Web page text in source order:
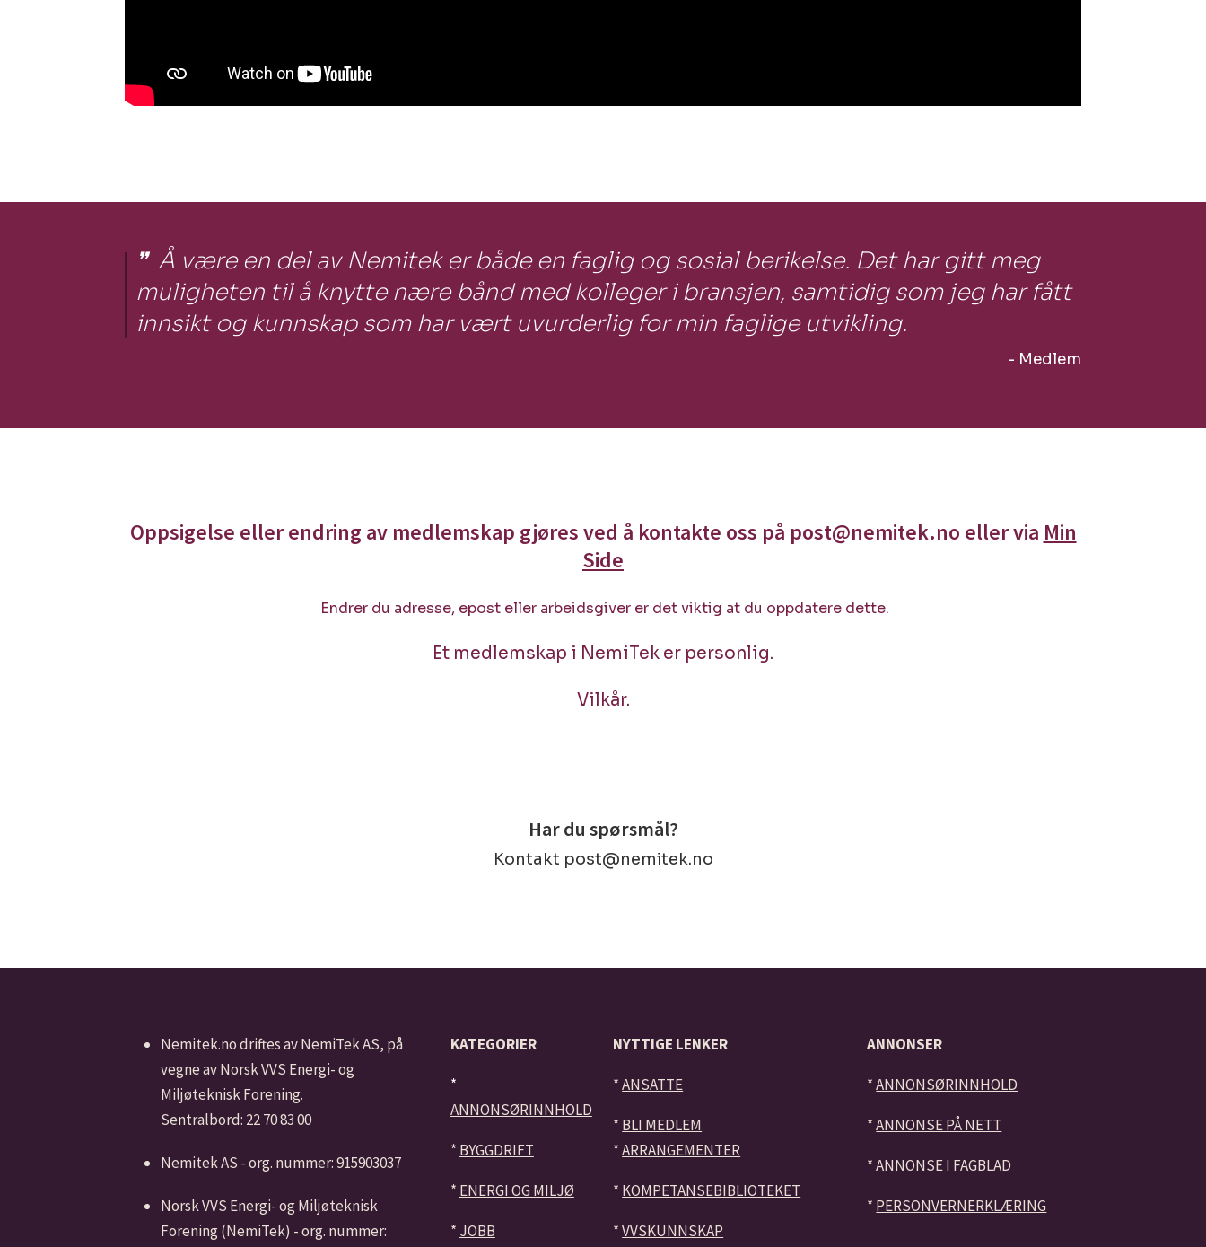
Å være en del av Nemitek er både en faglig og sosial berikelse. Det har gitt meg
muligheten til å knytte nære bånd med kolleger i bransjen, samtidig som jeg har fått
innsikt og kunnskap som har vært uvurderlig for min faglige utvikling.
- Medlem
Oppsigelse eller endring av medlemskap gjøres ved å kontakte oss på post@nemitek.no eller via Min
Side
Endrer du adresse, epost eller arbeidsgiver er det viktig at du oppdatere dette.
Et medlemskap i NemiTek er personlig.
Vilkår.
Har du spørsmål?
Kontakt post@nemitek.no
Nemitek.no driftes av NemiTek AS, på
vegne av Norsk VVS Energi- og
Miljøteknisk Forening.
Sentralbord: 22 70 83 00
Nemitek AS - org. nummer: 915903037
Norsk VVS Energi- og Miljøteknisk
Forening (NemiTek) - org. nummer:
KATEGORIER
*
ANNONSØRINNHOLD
* BYGGDRIFT
* ENERGI OG MILJØ
* JOBB
NYTTIGE LENKER
*ANSATTE
* BLI MEDLEM
*ARRANGEMENTER
* KOMPETANSEBIBLIOTEKET
*VVSKUNNSKAP
ANNONSER
*ANNONSØRINNHOLD
*ANNONSE PÅ NETT
*ANNONSE I FAGBLAD
* PERSONVERNERKLÆRING